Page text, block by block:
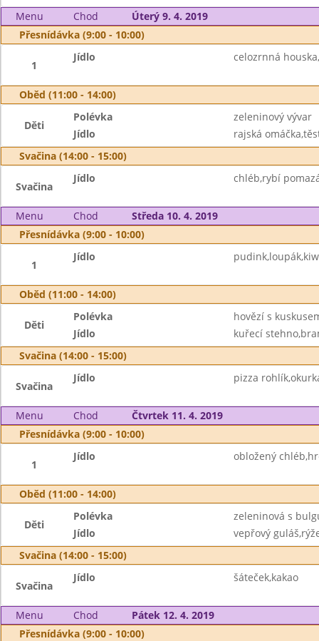
Menu Chod
Úterý 9. 4. 2019
Přesnídávka (9:00 - 10:00)
1
Jídlo celozrnná
Oběd (11:00 - 14:00)
Děti
Polévka
zeleninový vývar
Jídlo
rajská
Svačina (14:00 - 15:00)
Svačina
Jídlo chléb,rybí
Menu Chod
Středa 10. 4. 2019
Přesnídávka (9:00 - 10:00)
1
Jídlo
Oběd (11:00 - 14:00)
Děti
Polévka
hovězí s
Jídlo
kuřecí
Svačina (14:00 - 15:00)
Svačina
Jídlo pizza
Menu Chod
Čtvrtek 11. 4. 2019
Přesnídávka (9:00 - 10:00)
1
Jídlo obložený
Oběd (11:00 - 14:00)
Děti
Polévka
zeleninová s
Jídlo
vepřový
Svačina (14:00 - 15:00)
Svačina
Jídlo šáteček,kakao
Menu Chod
Pátek 12. 4. 2019
Přesnídávka (9:00 - 10:00)